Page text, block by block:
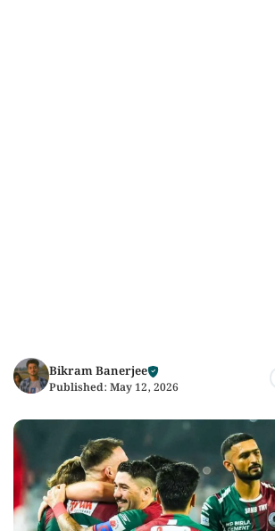
Bikram Banerjee
Published: May 12, 2026